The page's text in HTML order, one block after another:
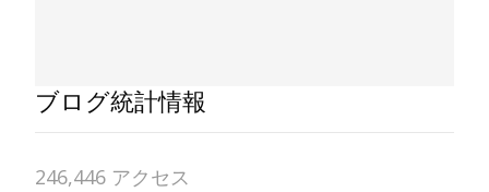
ブログ統計情報
246,446 アクセス